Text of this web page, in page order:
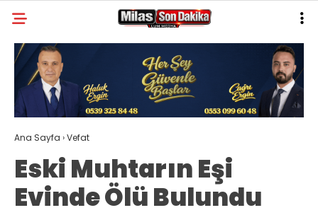
22
GALERİ YAZARLAR
MILAS
MUĞLA’DAN
ASAYIŞ
GÜNDEM
Ana Sayfa ›Vefat
Eski Muhtarın Eşi
Evinde Ölü Bulundu